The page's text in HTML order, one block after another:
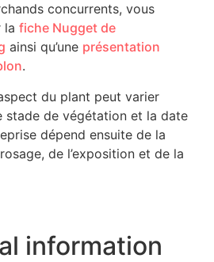
concurrents, vous
la fiche Nugget de
ainsi qu’une présentation
.
du plant peut varier
stade de végétation et la date
dépend ensuite de la
de l’exposition et de la
information